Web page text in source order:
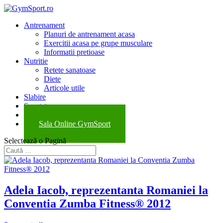
Antrenament
Planuri de antrenament acasa
Exercitii acasa pe grupe musculare
Informatii pretioase
Nutritie
Retete sanatoase
Diete
Articole utile
Slabire
Sanatate
Sala Online GymSport
Selectează o Pagină
Adela Iacob, reprezentanta Romaniei la
Conventia Zumba Fitness® 2012